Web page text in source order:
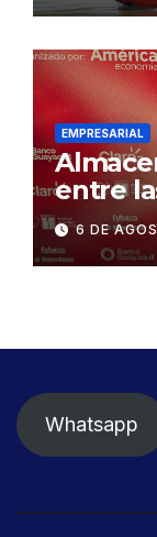
exige
Daule
EMPRESARIAL
entre
6 DE
Whatsapp